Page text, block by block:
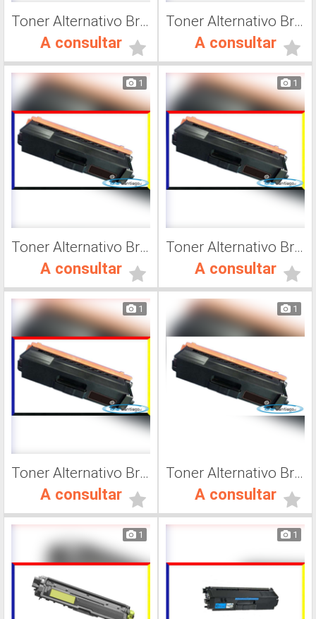
Toner Alternativo Brother TN 315M, Impresora Láser
A consultar
Toner Alternativo Brother TN 315C, Impresora Láser
A consultar
1
Toner Alternativo Brother TN 316Y, Impresora Láser
A consultar
1
Toner Alternativo Brother TN 316M, Impresora Láser
A consultar
1
Toner Alternativo Brother TN 316C, Impresora Láser
A consultar
1
Toner Alternativo Brother TN 316K, Impresora Láser
A consultar
1 1